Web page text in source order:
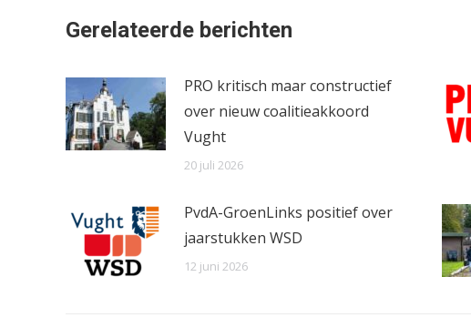
Gerelateerde berichten
PRO kritisch maar constructief
over nieuw coalitieakkoord
Vught
20 juli 2026
PvdA-GroenLinks positief over
jaarstukken WSD
12 juni 2026